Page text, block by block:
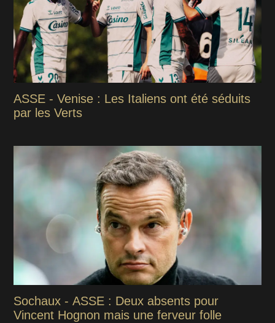
ASSE - Venise : Les Italiens ont été séduits
par les Verts
Sochaux - ASSE : Deux absents pour
Vincent Hognon mais une ferveur folle